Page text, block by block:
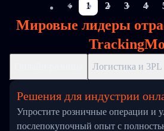
1 2 3 4
Мировые лидеры
Логистика и 3PL
Решения для индустрии
Упростите розничные операции и
послепокупочный опыт с